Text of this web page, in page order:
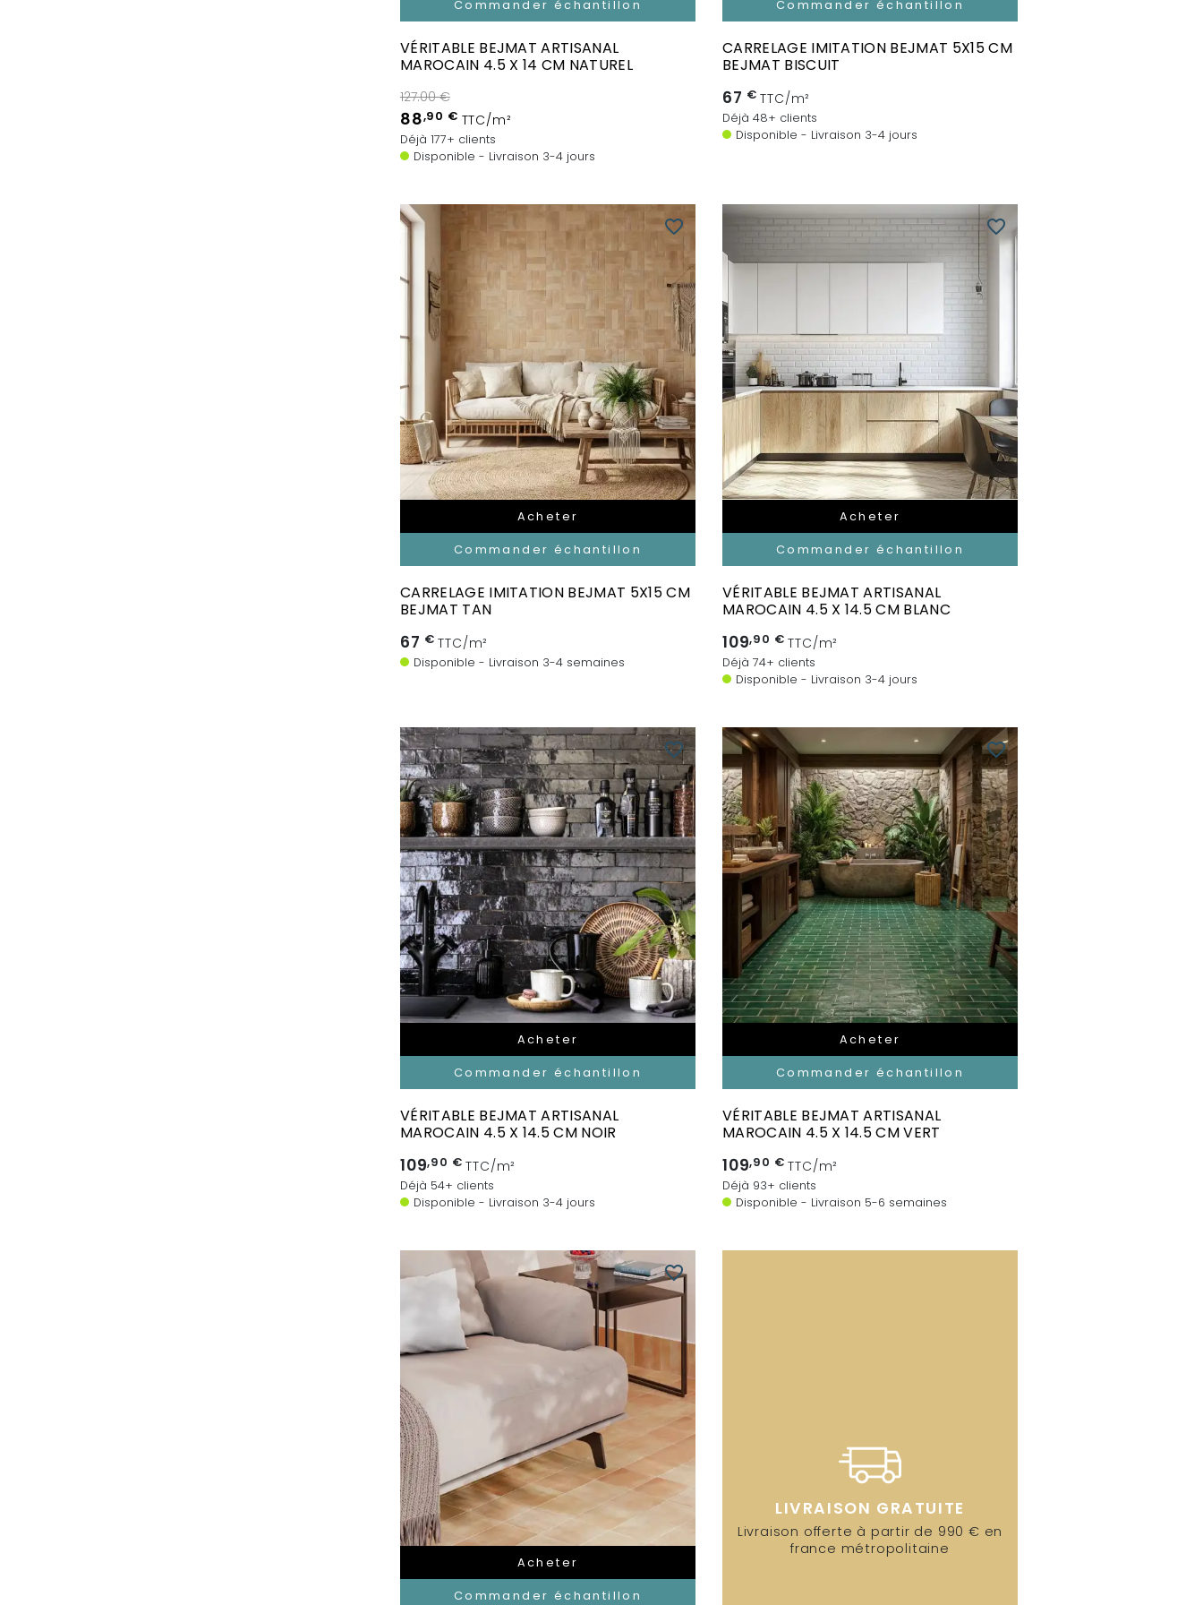
Commander échantillon
VÉRITABLE BEJMAT ARTISANAL
MAROCAIN 4.5 X 14 CM NATUREL
127.00 €
88,90 € TTC/m²
Déjà 177+ clients
Disponible - Livraison 3-4 jours
Commander échantillon
CARRELAGE IMITATION BEJMAT 5X15 CM
BEJMAT BISCUIT
67 € TTC/m²
Déjà 48+ clients
Disponible - Livraison 3-4 jours
Acheter
Commander échantillon
favorite_border
CARRELAGE IMITATION BEJMAT 5X15 CM
BEJMAT TAN
67 € TTC/m²
Disponible - Livraison 3-4 semaines
Acheter
Commander échantillon
favorite_border
VÉRITABLE BEJMAT ARTISANAL
MAROCAIN 4.5 X 14.5 CM BLANC
109,90 € TTC/m²
Déjà 74+ clients
Disponible - Livraison 3-4 jours
Acheter
Commander échantillon
favorite_border
VÉRITABLE BEJMAT ARTISANAL
MAROCAIN 4.5 X 14.5 CM NOIR
109,90 € TTC/m²
Déjà 54+ clients
Disponible - Livraison 3-4 jours
Acheter
Commander échantillon
favorite_border
VÉRITABLE BEJMAT ARTISANAL
MAROCAIN 4.5 X 14.5 CM VERT
109,90 € TTC/m²
Déjà 93+ clients
Disponible - Livraison 5-6 semaines
Acheter
Commander échantillon
favorite_border
LIVRAISON GRATUITE
Livraison offerte à partir de 990 € en
france métropolitaine